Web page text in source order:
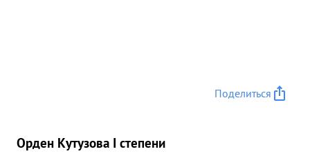
Поделиться
Орден Кутузова I степени